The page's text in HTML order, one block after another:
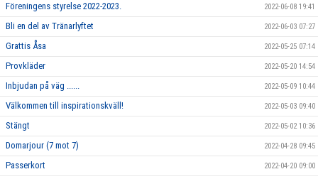
Föreningens styrelse 2022-2023. 2022-06-08 19:41
Bli en del av Tränarlyftet 2022-06-03 07:27
Grattis Åsa 2022-05-25 07:14
Provkläder 2022-05-20 14:54
Inbjudan på väg ...... 2022-05-09 10:44
Välkommen till inspirationskväll! 2022-05-03 09:40
Stängt 2022-05-02 10:36
Domarjour (7 mot 7) 2022-04-28 09:45
Passerkort 2022-04-20 09:00